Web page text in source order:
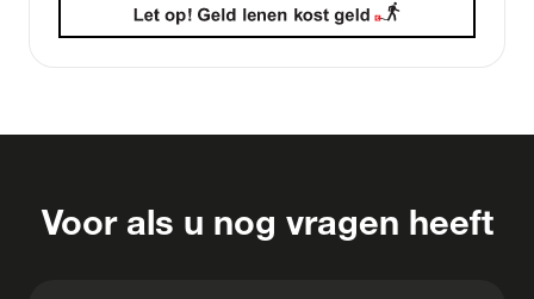
Voor als u nog vragen heeft